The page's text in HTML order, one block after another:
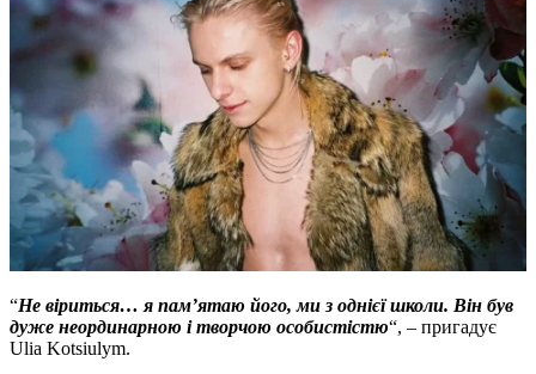
“Не віриться… я пам’ятаю його, ми з однієї школи. Він був
дуже неординарною і творчою особистістю“, – пригадує
Ulia Kotsiulym.